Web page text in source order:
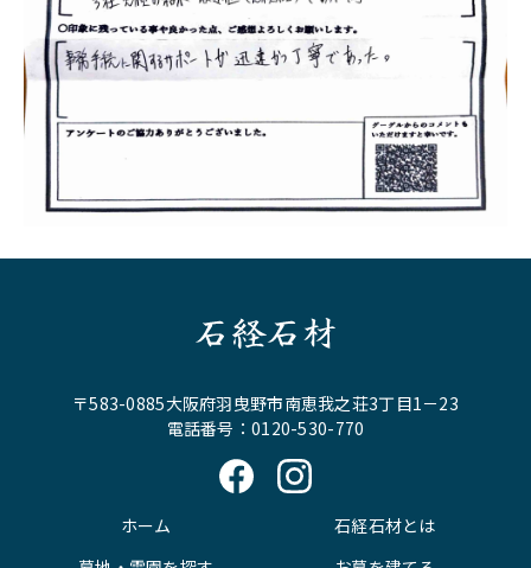
〒583-0885大阪府羽曳野市南恵我之荘3丁目1－23
電話番号：0120-530-770
ホーム
石経石材とは